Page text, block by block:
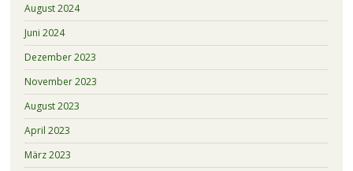
August 2024
Juni 2024
Dezember 2023
November 2023
August 2023
April 2023
März 2023